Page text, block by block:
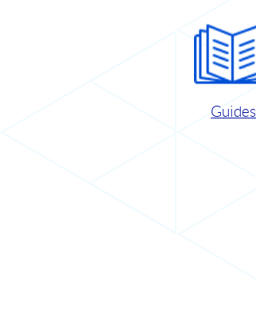
Guides